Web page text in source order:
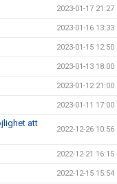
2023-01-17 21:27
2023-01-16 13:33
2023-01-15 12:50
2023-01-13 18:00
2023-01-12 21:00
2023-01-11 17:00
att
2022-12-26 10:56
2022-12-21 16:15
2022-12-15 15:54